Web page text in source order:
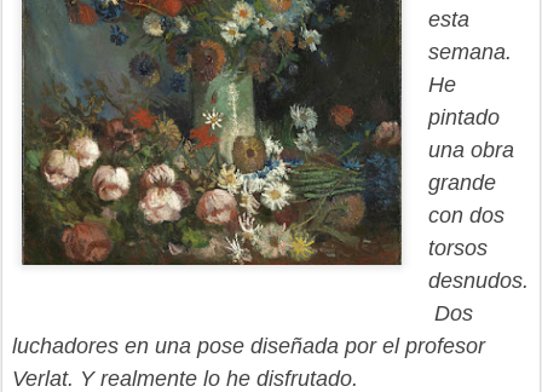
esta
semana.
He
pintado
una obra
grande
con dos
torsos
desnudos.
Dos
luchadores en una pose diseñada por el profesor
Verlat. Y realmente lo he disfrutado.